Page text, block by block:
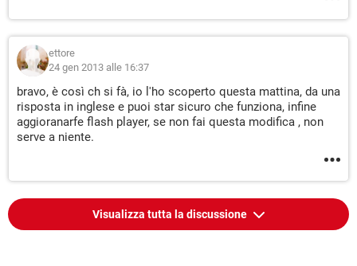
ettore
24 gen 2013 alle 16:37
bravo, è così ch si fà, io l'ho scoperto questa mattina, da una
risposta in inglese e puoi star sicuro che funziona, infine
aggioranarfe flash player, se non fai questa modifica , non
serve a niente.
Visualizza tutta la discussione